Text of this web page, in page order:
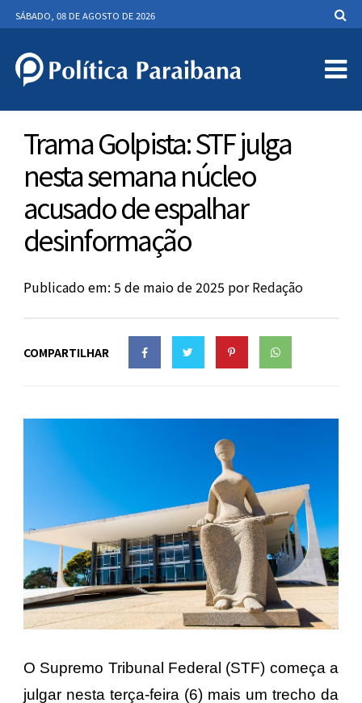
SÁBADO, 08 DE AGOSTO DE 2026
Trama Golpista: STF julga
nesta semana núcleo
acusado de espalhar
desinformação
Publicado em: 5 de maio de 2025 porRedação
COMPARTILHAR
O Supremo Tribunal Federal (STF) começa a
julgar nesta terça-feira (6) mais um trecho da